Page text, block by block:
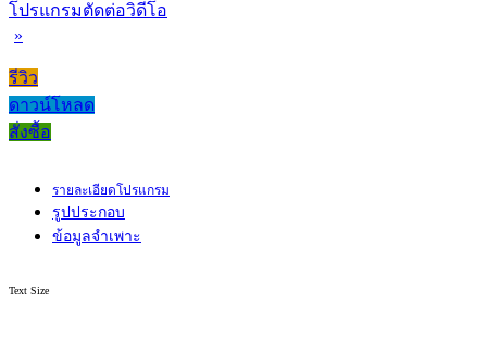
โปรแกรมตัดต่อวิดีโอ
»
รีวิว
ดาวน์โหลด
สั่งซื้อ
รายละเอียดโปรแกรม
รูปประกอบ
ข้อมูลจำเพาะ
Text Size